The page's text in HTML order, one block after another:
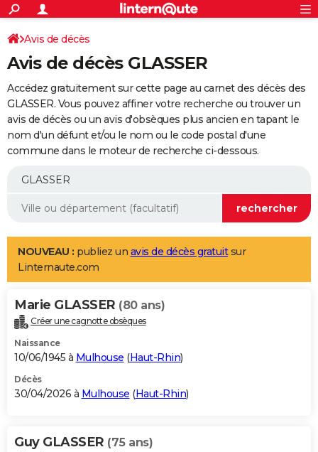
ACTUALITÉS
Politique
Société
Faits Divers
Education
Monde
Villes
+
SPORT
Coupe du monde 2026
Football
Tennis
Cyclisme
Rugby
Forum
Programme TV
TNT
Streaming
Cinéma
Sorties cinéma
Musique
+
FINANCE
Retraite
Epargne
Immobilier
Risques naturels par ville
Banque
Assurance
AUTO
Essais
Réserver un essai
Citadines
Berlines
SUV
Forum auto
+
Mobiles
Meilleur smartphone
Internet
Ordinateurs
Jeux vidéo
Guide high-tech
Aménagement intérieur
LIFESTYLE
Art de vivre
Bien-être
Loisirs
Mode
Modes de vie
Alimentation
Guide de la santé
Maladies
Médicaments
Sommeil
VOYAGE
Destinations
City break
Voyage nature
Voyage de noces
Forum
Climat
+PHOTO
GUIDES D'ACHAT
BONS PLANS
Carte de Noël
Carte Bonne année
Carte Saint-Valentin
Carte Pâques
Carte d'anniversaire
Avis de décès
Avis de décès GLASSER
Accédez gratuitement sur cette page au carnet des décès des
GLASSER. Vous pouvez affiner votre recherche ou trouver un
avis de décès ou un avis d'obsèques plus ancien en tapant le
nom d'un défunt et/ou le nom ou le code postal d'une
commune dans le moteur de recherche ci-dessous.
NOUVEAU : publiez un avis de décès gratuitsur
Linternaute.com
Marie GLASSER (80 ans)
Créer une cagnotte obsèques
Naissance
10/06/1945 à Mulhouse (Haut-Rhin)
Décès
30/04/2026 à Mulhouse (Haut-Rhin)
Guy GLASSER (75 ans)